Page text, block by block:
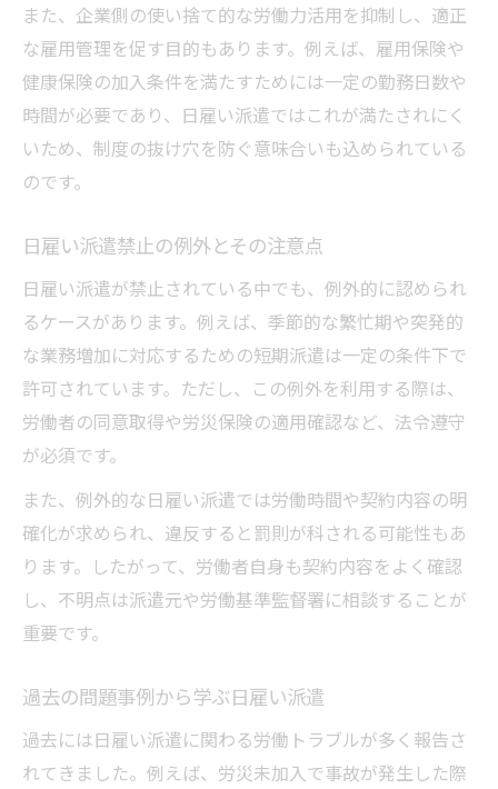
また、企業側の使い捨て的な労働力活用を抑制し、適正
な雇用管理を促す目的もあります。例えば、雇用保険や
健康保険の加入条件を満たすためには一定の勤務日数や
時間が必要であり、日雇い派遣ではこれが満たされにく
いため、制度の抜け穴を防ぐ意味合いも込められている
のです。
日雇い派遣禁止の例外とその注意点
日雇い派遣が禁止されている中でも、例外的に認められ
るケースがあります。例えば、季節的な繁忙期や突発的
な業務増加に対応するための短期派遣は一定の条件下で
許可されています。ただし、この例外を利用する際は、
労働者の同意取得や労災保険の適用確認など、法令遵守
が必須です。
また、例外的な日雇い派遣では労働時間や契約内容の明
確化が求められ、違反すると罰則が科される可能性もあ
ります。したがって、労働者自身も契約内容をよく確認
し、不明点は派遣元や労働基準監督署に相談することが
重要です。
過去の問題事例から学ぶ日雇い派遣
過去には日雇い派遣に関わる労働トラブルが多く報告さ
れてきました。例えば、労災未加入で事故が発生した際